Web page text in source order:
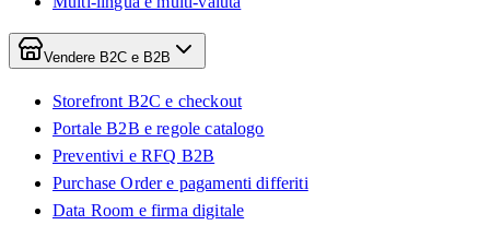
Vendere B2C e B2B
Storefront B2C e checkout
Portale B2B e regole catalogo
Preventivi e RFQ B2B
Purchase Order e pagamenti differiti
Data Room e firma digitale